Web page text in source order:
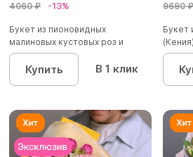
4060 ₽ -13%
Букет из пионовидных
малиновых кустовых роз и
альстроме...
Купить В 1 клик
9690 ₽
Букет
уп...